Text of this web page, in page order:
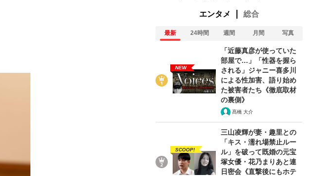
エンタメ 総合
最新 24時間 週間 月間 写真
NEW
「近藤真彦が使っていた
部屋で…」「性器を握ら
される」ジャニー喜多川
による性加害、語り始め
た被害者たち《徹底取材
の裏側》
髙橋 大介
SCOOP!
三山凌輝が妻・趣里との
「キス・濡れ場禁止ルー
ル」を破って既婚の元宝
塚女優・花乃まりあと連
日密会《直撃後にもホテ